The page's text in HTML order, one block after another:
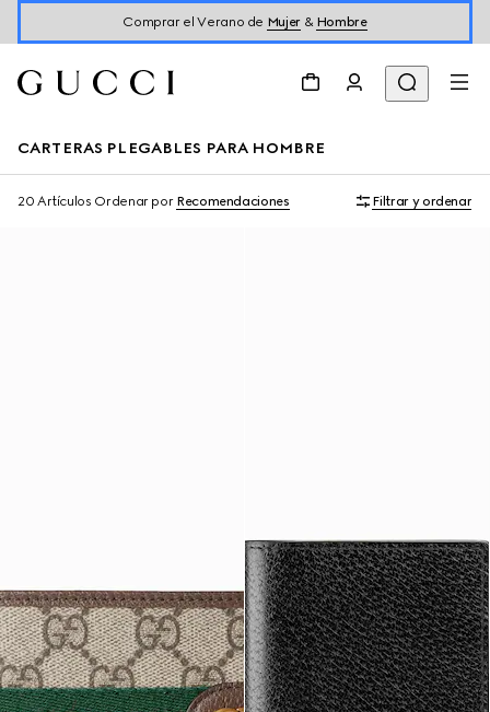
Comprar el Verano de Mujer& Hombre
CARTERAS PLEGABLES PARA HOMBRE
20 Artículos Ordenar por Recomendaciones Filtrar y ordenar